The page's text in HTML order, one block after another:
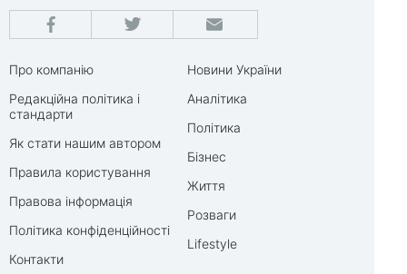
Про компанію
Редакційна політика і
стандарти
Як стати нашим автором
Правила користування
Правова інформація
Політика конфіденційності
Контакти
Новини України
Аналітика
Політика
Бізнес
Життя
Розваги
Lifestyle